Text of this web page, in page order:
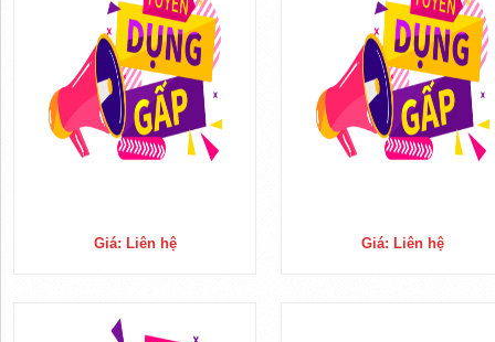
Giá: Liên hệ Giá: Liên hệ